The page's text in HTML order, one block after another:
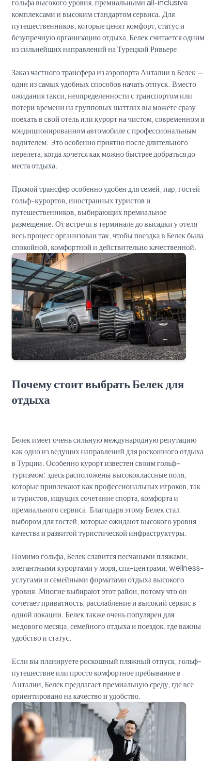
гольфа высокого уровня, премиальными all-inclusive
комплексами и высоким стандартом сервиса. Для
путешественников, которые ценят комфорт, статус и
безупречную организацию отдыха, Белек считается одним
из сильнейших направлений на Турецкой Ривьере.
Заказ частного трансфера из аэропорта Анталии в Белек —
один из самых удобных способов начать отпуск. Вместо
ожидания такси, неопределенности с транспортом или
потери времени на групповых шаттлах вы можете сразу
поехать в свой отель или курорт на чистом, современном и
кондиционированном автомобиле с профессиональным
водителем. Это особенно приятно после длительного
перелета, когда хочется как можно быстрее добраться до
места отдыха.
Прямой трансфер особенно удобен для семей, пар, гостей
гольф-курортов, иностранных туристов и
путешественников, выбирающих премиальное
размещение. От встречи в терминале до высадки у отеля
весь процесс организован так, чтобы поездка в Белек была
Почему стоит выбрать Белек для
отдыха
Белек имеет очень сильную международную репутацию
как одно из ведущих направлений для роскошного отдыха
в Турции. Особенно курорт известен своим гольф-
туризмом: здесь расположены высококлассные поля,
которые привлекают как профессиональных игроков, так
и туристов, ищущих сочетание спорта, комфорта и
премиального сервиса. Благодаря этому Белек стал
выбором для гостей, которые ожидают высокого уровня
качества и развитой туристической инфраструктуры.
Помимо гольфа, Белек славится песчаными пляжами,
элегантными курортами у моря, спа-центрами, wellness-
услугами и семейными форматами отдыха высокого
уровня. Многие выбирают этот район, потому что он
сочетает приватность, расслабление и высокий сервис в
одной локации. Белек также очень популярен для
медового месяца, семейного отдыха и поездок, где важны
удобство и статус.
Если вы планируете роскошный пляжный отпуск, гольф-
путешествие или просто комфортное пребывание в
Анталии, Белек предлагает премиальную среду, где все